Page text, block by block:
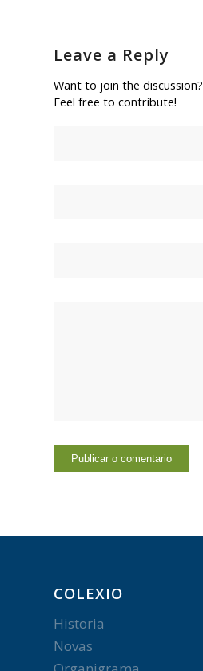
Leave a Reply
Want to join the discussion?
Feel free to contribute!
COLEXIO
Historia
Novas